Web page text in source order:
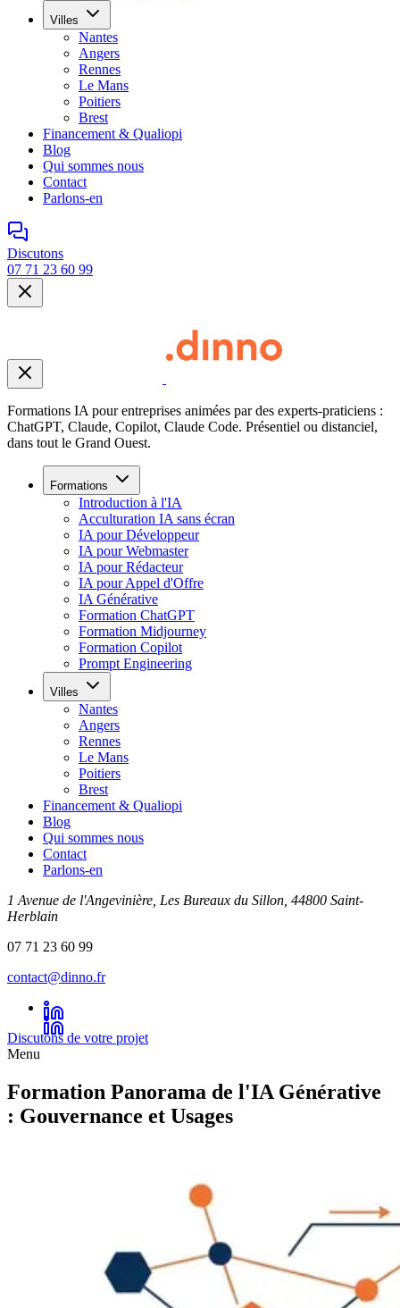
Villes
Nantes
Angers
Rennes
Le Mans
Poitiers
Brest
Financement & Qualiopi
Blog
Qui sommes nous
Contact
Parlons-en
Discutons
07 71 23 60 99
Formations IA pour entreprises animées par des experts-praticiens :
ChatGPT, Claude, Copilot, Claude Code. Présentiel ou distanciel,
dans tout le Grand Ouest.
Formations
Introduction à l'IA
Acculturation IA sans écran
IA pour Développeur
IA pour Webmaster
IA pour Rédacteur
IA pour Appel d'Offre
IA Générative
Formation ChatGPT
Formation Midjourney
Formation Copilot
Prompt Engineering
Villes
Nantes
Angers
Rennes
Le Mans
Poitiers
Brest
Financement & Qualiopi
Blog
Qui sommes nous
Contact
Parlons-en
1 Avenue de l'Angevinière, Les Bureaux du Sillon, 44800 Saint-
Herblain
07 71 23 60 99
contact@dinno.fr
Discutons de votre projet
Menu
Formation Panorama de l'IA Générative
: Gouvernance et Usages